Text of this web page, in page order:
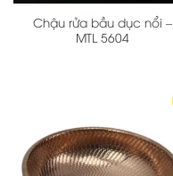
Chậu rửa bầu dục nổi –
MTL 5604